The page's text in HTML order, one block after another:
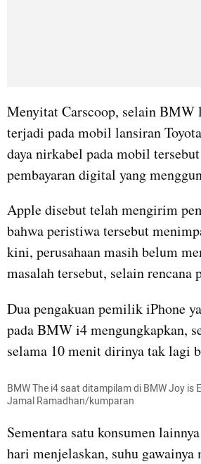
Menyitat Carscoop, selain BMW
terjadi pada mobil lansiran
daya nirkabel pada mobil
pembayaran digital yang
Apple disebut telah mengirim
bahwa peristiwa tersebut
kini, perusahaan masih belum
masalah tersebut, selain rencana
Dua pengakuan pemilik iPhone
pada BMW i4 mengungkapkan,
selama 10 menit dirinya tak lagi
BMW The i4 saat ditampilam di BMW Joy
Jamal Ramadhan/kumparan
Sementara satu konsumen
hari menjelaskan, suhu